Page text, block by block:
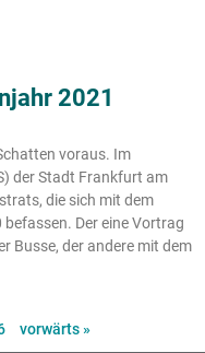
2021
voraus. Im
der Stadt Frankfurt am
die sich mit dem
Der eine Vortrag
Busse, der andere mit dem
vorwärts »